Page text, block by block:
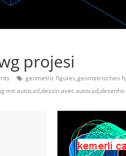
projesi
geometric figures,geometrischen
mit autocad,dessin avec